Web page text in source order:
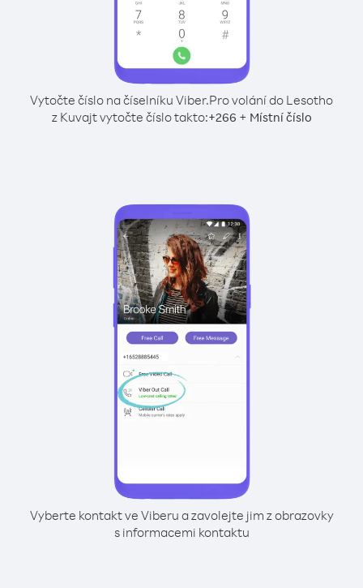
Vytočte číslo na číselníku Viber.Pro volání do Lesotho
z Kuvajt vytočte číslo takto:+266 + Místní číslo
Vyberte kontakt ve Viberu a zavolejte jim z obrazovky
s informacemi kontaktu